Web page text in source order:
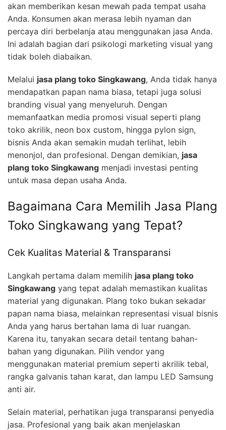
akan memberikan kesan mewah pada tempat usaha
Anda. Konsumen akan merasa lebih nyaman dan
percaya diri berbelanja atau menggunakan jasa Anda.
Ini adalah bagian dari psikologi marketing visual yang
tidak boleh diabaikan.
Melalui jasa plang toko Singkawang, Anda tidak hanya
mendapatkan papan nama biasa, tetapi juga solusi
branding visual yang menyeluruh. Dengan
memanfaatkan media promosi visual seperti plang
toko akrilik, neon box custom, hingga pylon sign,
bisnis Anda akan semakin mudah terlihat, lebih
menonjol, dan profesional. Dengan demikian, jasa
plang toko Singkawang menjadi investasi penting
untuk masa depan usaha Anda.
Bagaimana Cara Memilih Jasa Plang
Toko Singkawang yang Tepat?
Cek Kualitas Material & Transparansi
Langkah pertama dalam memilih jasa plang toko
Singkawang yang tepat adalah memastikan kualitas
material yang digunakan. Plang toko bukan sekadar
papan nama biasa, melainkan representasi visual bisnis
Anda yang harus bertahan lama di luar ruangan.
Karena itu, tanyakan secara detail tentang bahan-
bahan yang digunakan. Pilih vendor yang
menggunakan material premium seperti akrilik tebal,
rangka galvanis tahan karat, dan lampu LED Samsung
anti air.
Selain material, perhatikan juga transparansi penyedia
jasa. Profesional yang baik akan menjelaskan